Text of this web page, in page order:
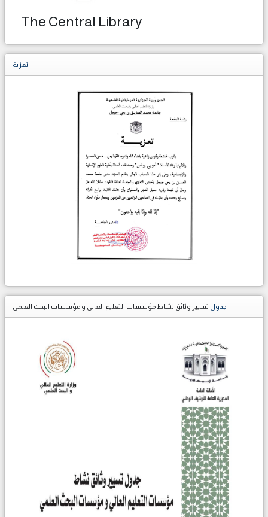
The Central Library
تعزية
جدول تسيير وثائق نشاط مؤسسات التعليم العالي و مؤسسات البحث العلمي